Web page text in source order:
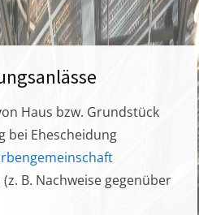
Haus bzw. Grundstück
bei Ehescheidung
B. Nachweise gegenüber